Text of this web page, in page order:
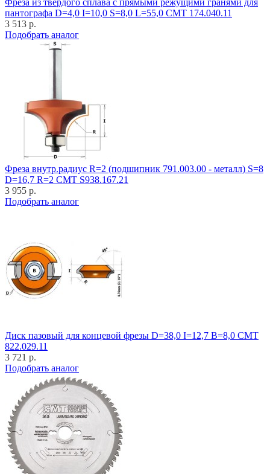
Фреза из твёрдого сплава с прямыми режущими гранями для
пантографа D=4,0 I=10,0 S=8,0 L=55,0 CMT 174.040.11
3 513 р.
Подобрать аналог
Фреза внутр.радиус R=2 (подшипник 791.003.00 - металл) S=8
D=16,7 R=2 CMT S938.167.21
3 955 р.
Подобрать аналог
Диск пазовый для концевой фрезы D=38,0 I=12,7 B=8,0 CMT
822.029.11
3 721 р.
Подобрать аналог